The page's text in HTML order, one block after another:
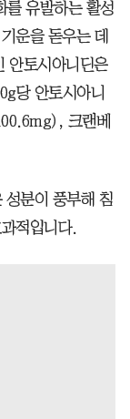
를 유발하는 활성
운을 돋우는 데
안토시아니딘은
당 안토시아니
크랜베
성분이 풍부해 침
적입니다.